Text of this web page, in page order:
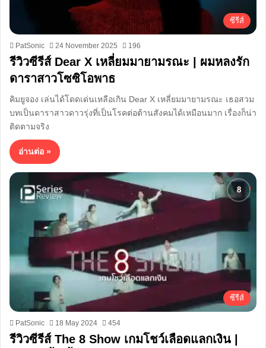
ซีรีส์
PatSonic 24 November 2025 196
รีวิวซีรีส์ Dear X เหลี่ยมมายามรณะ | ผมหลงรัก
ดาราสาวโซซิโอพาธ
คิมยูจอง เล่นได้โดดเด่นเหลือเกิน Dear X เหลี่ยมมายามรณะ เธอสวม
บทเป็นดาราสาวดาวรุ่งที่เป็นโรคต่อต้านสังคมได้เหมือนมาก เรื่องก็น่า
ติดตามจริง
อ่านต่อ »
ซีรีส์
PatSonic 18 May 2024 454
รีวิวซีรีส์ The 8 Show เกมโชว์เลือดแลกเงิน |